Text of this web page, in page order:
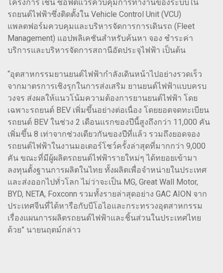
โครงการ เช่น ซอฟต์แวร์ควบคุมการทำงานของระบบใน
รถยนต์ไฟฟ้าซึ่งติดตั้งใน Vehicle Control Unit (VCU)
แพลตฟอร์มควบคุมและบริหารจัดการการเดินรถ (Fleet
Management) แอปพลิเคชันสำหรับค้นหา จอง ชำระค่า
บริการและบริหารจัดการสถานีอัดประจุไฟฟ้า เป็นต้น
“อุตสาหกรรมยานยนต์ไฟฟ้ากำลังเดินหน้าไปอย่างรวดเร็ว
จากมาตรการเชิงรุกในการส่งเสริม ยานยนต์ไฟฟ้าแบบครบ
วงจร ส่งผลให้แนวโน้มความต้องการยานยนต์ไฟฟ้า โดย
เฉพาะรถยนต์ BEV เพิ่มขึ้นอย่างต่อเนื่อง โดยยอดจดทะเบียน
รถยนต์ BEV ในช่วง 2 เดือนแรกของปีนี้สูงถึงกว่า 11,000 คัน
เพิ่มขึ้น 8 เท่าจากช่วงเดียวกันของปีที่แล้ว รวมถึงยอดจอง
รถยนต์ไฟฟ้าในงานมอเตอร์โชว์ครั้งล่าสุดที่มากกว่า 9,000
คัน ขณะที่มีผู้ผลิตรถยนต์ไฟฟ้ารายใหม่ๆ ได้ทยอยเข้ามา
ลงทุนตั้งฐานการผลิตในไทย ทั้งผลิตเพื่อจำหน่ายในประเทศ
และส่งออกไปทั่วโลก ไม่ว่าจะเป็น MG, Great Wall Motor,
BYD, NETA, Foxconn รวมทั้งรายล่าสุดอย่าง GAC AION จาก
ประเทศจีนที่ได้หารือกับบีโอไอและกระทรวงอุตสาหกรรม
เรื่องแผนการผลิตรถยนต์ไฟฟ้าและชิ้นส่วนในประเทศไทย
ด้วย” นายนฤตม์กล่าว